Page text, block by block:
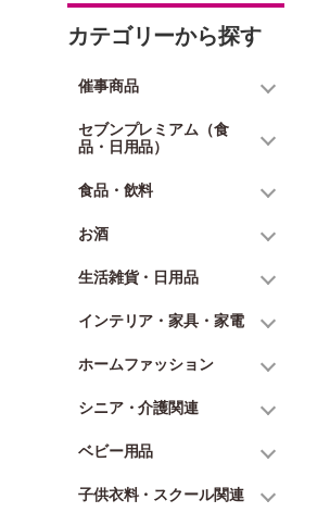
カテゴリーから探す
催事商品
セブンプレミアム（食
品・日用品）
食品・飲料
お酒
生活雑貨・日用品
インテリア・家具・家電
ホームファッション
シニア・介護関連
ベビー用品
子供衣料・スクール関連